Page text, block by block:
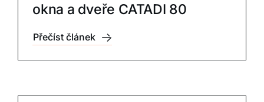
okna a dveře CATADI 80
Přečíst článek